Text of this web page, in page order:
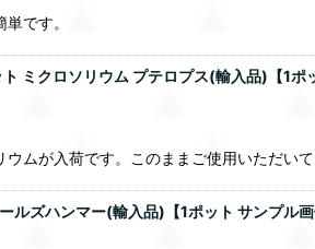
です。
ト ミクロソリウム プテロプス(輸入品)【1
ムが入荷です。このままご使用いただい
ルズハンマー(輸入品)【1ポット サンプル